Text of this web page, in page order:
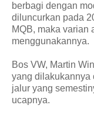
berbagi dengan
diluncurkan pada
MQB, maka varian
menggunakannya.
Bos VW, Martin
yang
jalur yang
ucapnya.